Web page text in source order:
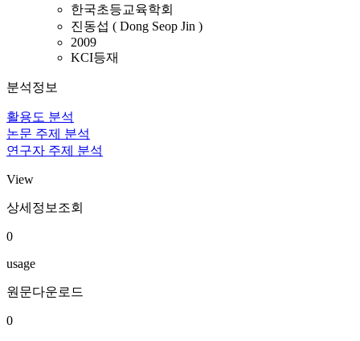
한국초등교육학회
진동섭 ( Dong Seop Jin )
2009
KCI등재
분석정보
활용도 분석
논문 주제 분석
연구자 주제 분석
View
상세정보조회
0
usage
원문다운로드
0